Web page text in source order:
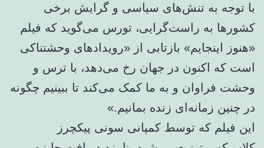
با توجه به تنش‌های سیاسی و گرایش برخی
کشورها به راست‌گرایی، تورس می‌گوید که فیلم
«هنوز اینجایم» بازتابی از «رویدادهای وحشتناکی
است که اکنون در جهان رخ می‌دهد، با ترس و
وحشت فراوان و به ما کمک می‌کند تا ببینیم چگونه
در چنین زمانه‌ای زنده بمانیم.»
این فیلم که توسط کمپانی سونی پیکچرز